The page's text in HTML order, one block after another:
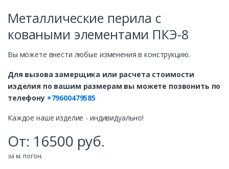
Металлические перила с
коваными элементами ПКЭ-8
Вы можете внести любые изменения в конструкцию.
Для вызова замерщика или расчета стоимости
изделия по вашим размерам вы можете позвонить по
телефону +79600479585
Каждое наше изделие - индивидуально!
От: 16500 руб.
за м. погон.